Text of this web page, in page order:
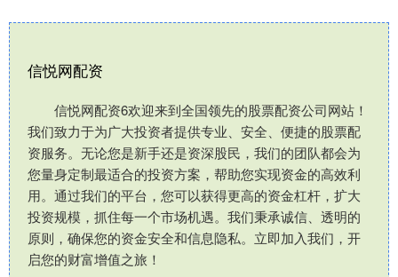
信悦网配资
信悦网配资6欢迎来到全国领先的股票配资公司网站！
我们致力于为广大投资者提供专业、安全、便捷的股票配
资服务。无论您是新手还是资深股民，我们的团队都会为
您量身定制最适合的投资方案，帮助您实现资金的高效利
用。通过我们的平台，您可以获得更高的资金杠杆，扩大
投资规模，抓住每一个市场机遇。我们秉承诚信、透明的
原则，确保您的资金安全和信息隐私。立即加入我们，开
启您的财富增值之旅！